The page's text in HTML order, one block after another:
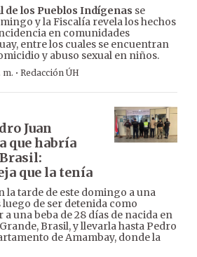
los Pueblos Indígenas se
y la Fiscalía revela los hechos
en comunidades
entre los cuales se encuentran
y abuso sexual en niños.
m. · Redacción ÚH
Juan
que habría
que la tenía
la tarde de este domingo a una
de ser detenida como
a una beba de 28 días de nacida en
Brasil, y llevarla hasta Pedro
de Amambay, donde la